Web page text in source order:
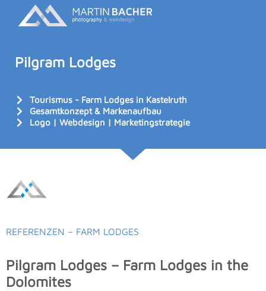
Pilgram Lodges
Tourismus - Farm Lodges in Kastelruth
Gesamtkonzept & Markenaufbau
Logo | Webdesign | Marketingstrategie
REFERENZEN – FARM LODGES
Pilgram Lodges – Farm Lodges in the
Dolomites